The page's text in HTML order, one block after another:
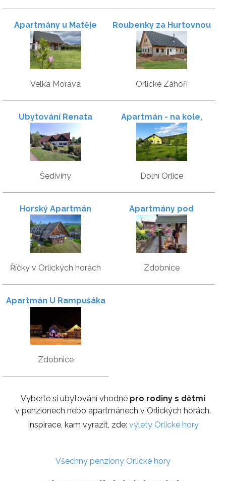
Apartmány u Matěje
Velká Morava
Roubenky za Hurtovnou
Orlické Záhoří
Ubytování Renata
Šediviny
Apartmán - na kole,
pěšky, na lyžích
Dolní Orlice
Horský Apartmán
Wellness Hotel Říčky
Říčky v Orlických horách
Apartmány pod
lyžařským vlekem
Zdobnice
Apartmán U Rampušáka
Zdobnice
Vyberte si ubytování vhodné pro rodiny s dětmi
v penzionech nebo apartmánech v Orlických horách.
Inspirace, kam vyrazit, zde: výlety Orlické hory
Všechny penziony Orlické hory